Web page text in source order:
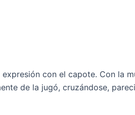
con el capote. Con la
de la jugó, cruzándose,